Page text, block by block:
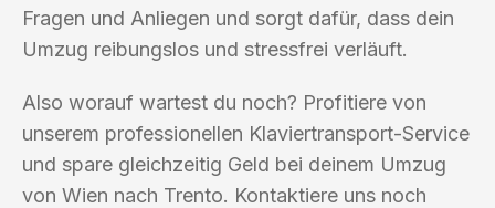
Fragen und Anliegen und sorgt dafür, dass dein
Umzug reibungslos und stressfrei verläuft.
Also worauf wartest du noch? Profitiere von
unserem professionellen Klaviertransport-Service
und spare gleichzeitig Geld bei deinem Umzug
von Wien nach Trento. Kontaktiere uns noch